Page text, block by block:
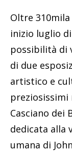
Oltre
inizio luglio
possibilità di
di due
artistico e
Casciano dei
dedicata alla
umana di